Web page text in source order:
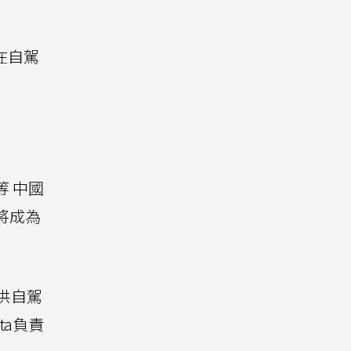
自駕
中國
成為
自駕
負責